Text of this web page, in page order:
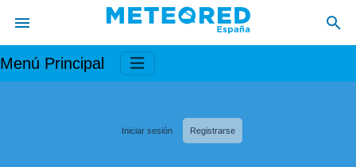
Menú Principal
Iniciar sesión Registrarse